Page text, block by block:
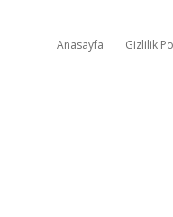
Anasayfa Gizlilik